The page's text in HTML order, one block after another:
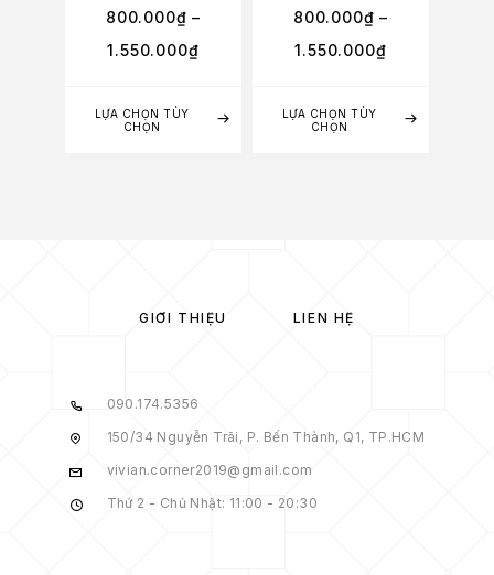
LỰA CHỌN TÙY
CHỌN
800.000₫ –
1.550.000₫
LỰA CHỌN TÙY
CHỌN
800.000₫ –
1.550.000₫
GIỚI THIỆU LIÊN HỆ
090.174.5356
150/34 Nguyễn Trãi, P. Bến Thành, Q1, TP.HCM
vivian.corner2019@gmail.com
Thứ 2 - Chủ Nhật: 11:00 - 20:30